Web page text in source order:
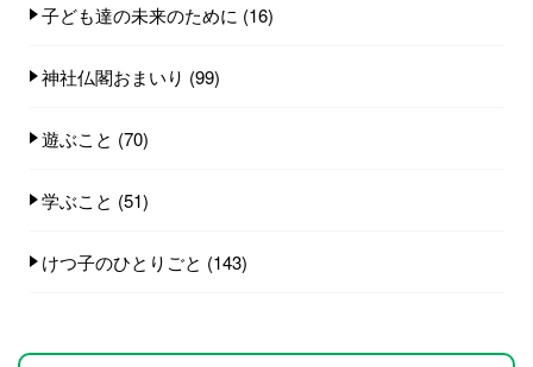
子ども達の未来のために (16)
神社仏閣おまいり (99)
遊ぶこと (70)
学ぶこと (51)
けつ子のひとりごと (143)